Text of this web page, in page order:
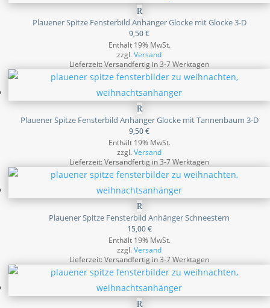
Plauener Spitze Fensterbild Anhänger Glocke mit Glocke 3-D
9,50€
Enthält 19% MwSt.
zzgl.Versand
Lieferzeit: Versandfertig in 3-7 Werktagen
Plauener Spitze Fensterbild Anhänger Glocke mit Tannenbaum 3-D
9,50€
Enthält 19% MwSt.
zzgl.Versand
Lieferzeit: Versandfertig in 3-7 Werktagen
Plauener Spitze Fensterbild Anhänger Schneestern
15,00€
Enthält 19% MwSt.
zzgl.Versand
Lieferzeit: Versandfertig in 3-7 Werktagen